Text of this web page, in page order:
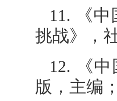
11. 《
挑战》，
12. 《
版，主编；